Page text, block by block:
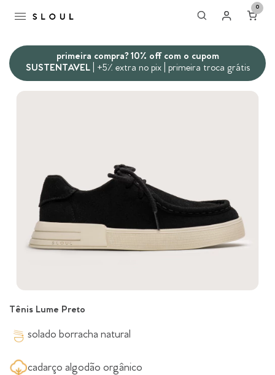
0
primeira compra? 10% off com o cupom
SUSTENTAVEL
| +5% extra no pix | primeira troca grátis
Tênis Lume Preto
solado borracha natural
cadarço algodão orgânico